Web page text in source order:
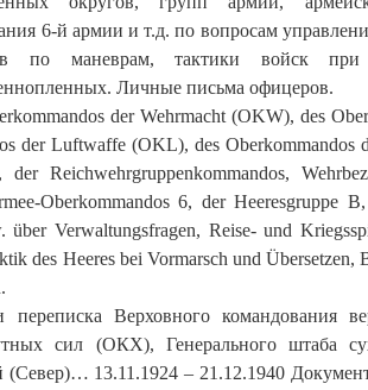
6-й армии и т.д. по вопросам
по маневрам, тактики войск при
Личные письма офицеров.
der Wehrmacht (OKW), des
der Luftwaffe (OKL), des Oberkommandos
Reichwehrgruppenkommandos,
Oberkommandos 6, der Heeresgruppe
Verwaltungsfragen, Reise- und
des Heeres bei Vormarsch und Übersetzen,
Верховного командования
сил (ОКХ), Генерального штаба
13.11.1924 – 21.12.1940